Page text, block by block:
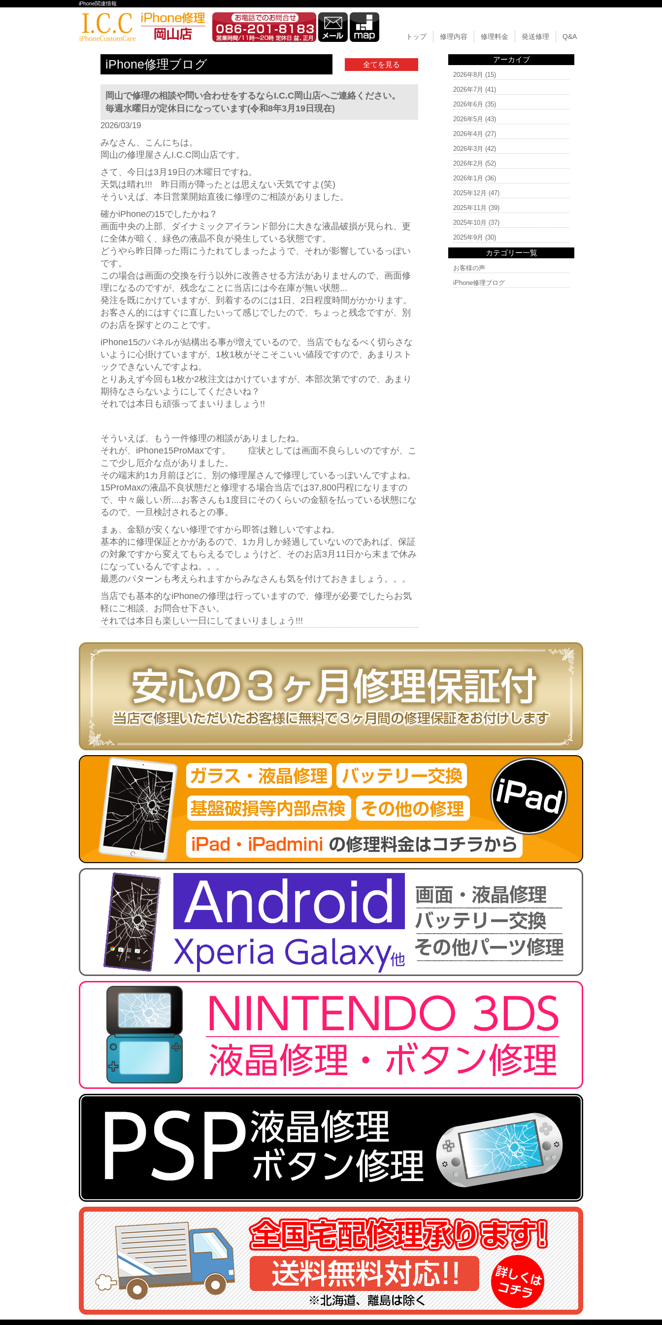
iPhone関連情報
トップ 修理内容 修理料金 発送修理 Q&A
iPhone修理ブログ 全てを見る
岡山で修理の相談や問い合わせをするならI.C.C岡山店へご連絡ください。
毎週水曜日が定休日になっています(令和8年3月19日現在)
2026/03/19
みなさん、こんにちは。
岡山の修理屋さんI.C.C岡山店です。
さて、今日は3月19日の木曜日ですね。
天気は晴れ!!! 昨日雨が降ったとは思えない天気ですよ(笑)
そういえば、本日営業開始直後に修理のご相談がありました。
確かiPhoneの15でしたかね？
画面中央の上部、ダイナミックアイランド部分に大きな液晶破損が見られ、更
に全体が暗く、緑色の液晶不良が発生している状態です。
どうやら昨日降った雨にうたれてしまったようで、それが影響しているっぽい
です。
この場合は画面の交換を行う以外に改善させる方法がありませんので、画面修
理になるのですが、残念なことに当店には今在庫が無い状態...
発注を既にかけていますが、到着するのには1日、2日程度時間がかかります。
お客さん的にはすぐに直したいって感じでしたので、ちょっと残念ですが、別
のお店を探すとのことです。
iPhone15のパネルが結構出る事が増えているので、当店でもなるべく切らさな
いように心掛けていますが、1枚1枚がそこそこいい値段ですので、あまりスト
ックできないんですよね。
とりあえず今回も1枚か2枚注文はかけていますが、本部次第ですので、あまり
期待なさらないようにしてくださいね？
それでは本日も頑張ってまいりましょう!!
そういえば、もう一件修理の相談がありましたね。
それが、iPhone15ProMaxです。 症状としては画面不良らしいのですが、こ
こで少し厄介な点がありました。
その端末約1カ月前ほどに、別の修理屋さんで修理しているっぽいんですよね。
15ProMaxの液晶不良状態だと修理する場合当店では37,800円程になりますの
で、中々厳しい所....お客さんも1度目にそのくらいの金額を払っている状態にな
るので、一旦検討されるとの事。
まぁ、金額が安くない修理ですから即答は難しいですよね。
基本的に修理保証とかがあるので、1カ月しか経過していないのであれば、保証
の対象ですから変えてもらえるでしょうけど、そのお店3月11日から末まで休み
になっているんですよね。。。
最悪のパターンも考えられますからみなさんも気を付けておきましょう。。。
当店でも基本的なiPhoneの修理は行っていますので、修理が必要でしたらお気
軽にご相談、お問合せ下さい。
それでは本日も楽しい一日にしてまいりましょう!!!
アーカイブ
2026年8月 (15)
2026年7月 (41)
2026年6月 (35)
2026年5月 (43)
2026年4月 (27)
2026年3月 (42)
2026年2月 (52)
2026年1月 (36)
2025年12月 (47)
2025年11月 (39)
2025年10月 (37)
2025年9月 (30)
カテゴリー一覧
お客様の声
iPhone修理ブログ